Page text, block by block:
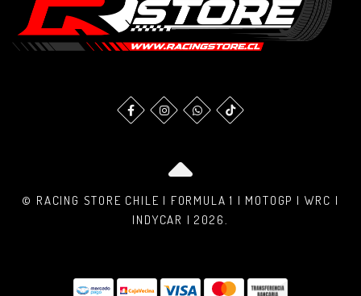
© RACING STORE CHILE | FORMULA 1 | MOTOGP | WRC |
INDYCAR | 2026.